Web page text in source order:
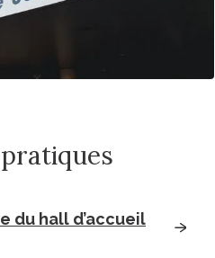
du hall d’accueil